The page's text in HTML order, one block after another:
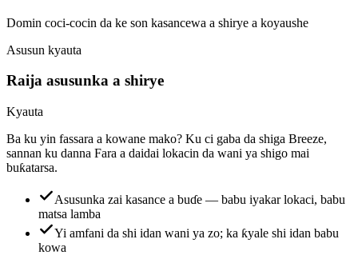
Domin coci-cocin da ke son kasancewa a shirye a koyaushe
Asusun kyauta
Raija asusunka a shirye
Kyauta
Ba ku yin fassara a kowane mako? Ku ci gaba da shiga Breeze,
sannan ku danna Fara a daidai lokacin da wani ya shigo mai
buƙatarsa.
Asusunka zai kasance a buɗe — babu iyakar lokaci, babu
matsa lamba
Yi amfani da shi idan wani ya zo; ka ƙyale shi idan babu
kowa